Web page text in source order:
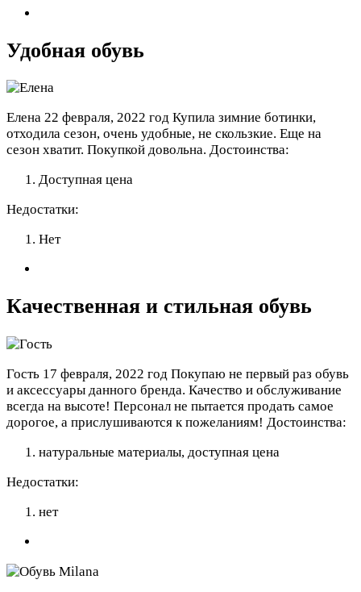
Удобная обувь
Елена 22 февраля, 2022 год Купила зимние ботинки,
отходила сезон, очень удобные, не скользкие. Еще на
сезон хватит. Покупкой довольна. Достоинства:
Доступная цена
Недостатки:
Нет
Качественная и стильная обувь
Гость 17 февраля, 2022 год Покупаю не первый раз обувь
и аксессуары данного бренда. Качество и обслуживание
всегда на высоте! Персонал не пытается продать самое
дорогое, а прислушиваются к пожеланиям! Достоинства:
натуральные материалы, доступная цена
Недостатки:
нет